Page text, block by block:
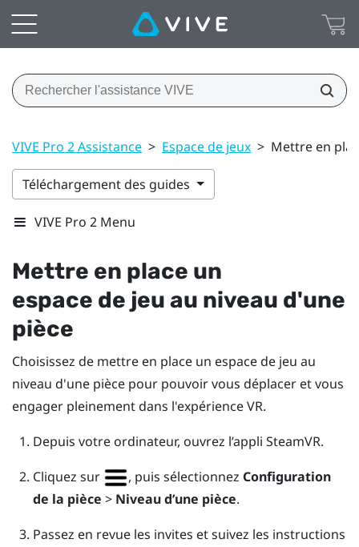
VIVE Pro 2 Assistance > Espace de jeux > Mettre en
Téléchargement des guides
VIVE Pro 2 Menu
Mettre en place un
espace de jeu au niveau d'une
pièce
Choisissez de mettre en place un espace de jeu au
niveau d'une pièce pour pouvoir vous déplacer et vous
engager pleinement dans l'expérience VR.
Depuis votre ordinateur, ouvrez l’appli SteamVR.
Cliquez sur
, puis sélectionnez Configuration
de la pièce > Niveau d’une pièce.
Passez en revue les invites et suivez les instructions